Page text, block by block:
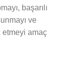
başarılı
ve
amaç